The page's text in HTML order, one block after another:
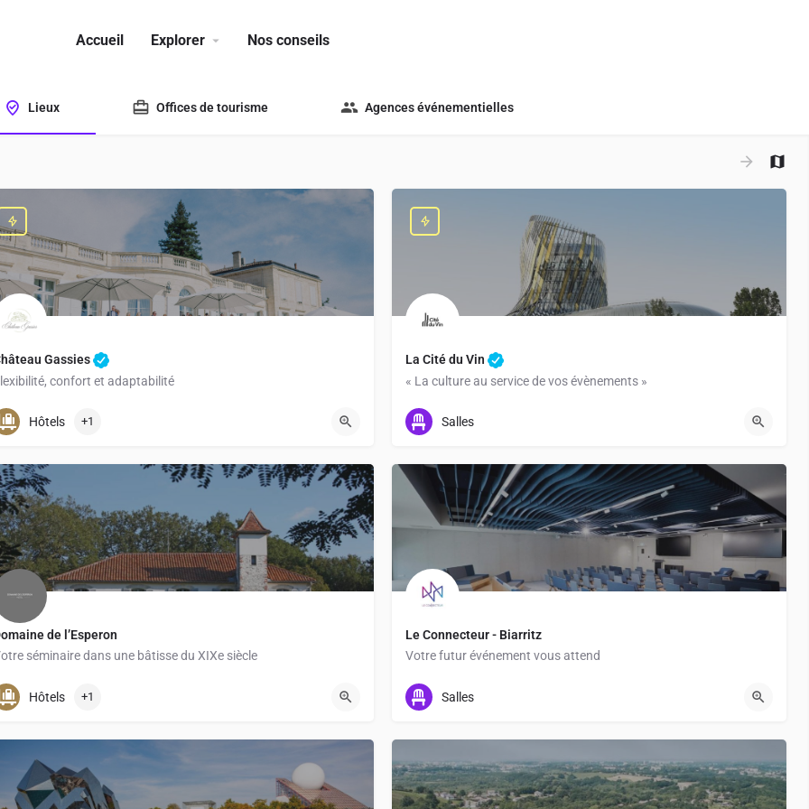
Accueil Explorer Nos conseils
Lieux Offices de tourisme Agences événementielles
Gassies
confort et adaptabilité
+33 6 33 76 58 03
Hôtels +1
La Cité du Vin
« La culture au service de vos évènements »
+33 5 56 16 20 20
Salles
de l’Esperon
séminaire dans une bâtisse du XIXe siècle
Hôtels +1
Le Connecteur - Biarritz
Votre futur événement vous attend
Salles
+
−